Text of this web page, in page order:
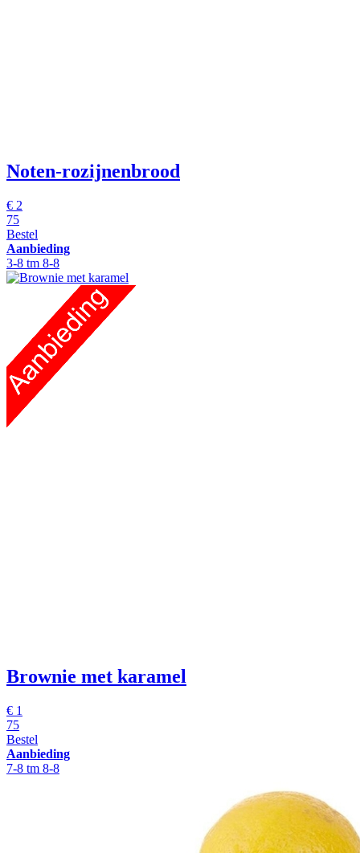
Noten-rozijnenbrood
€ 2
75
Bestel
Aanbieding
3-8 tm 8-8
Brownie met karamel
€ 1
75
Bestel
Aanbieding
7-8 tm 8-8